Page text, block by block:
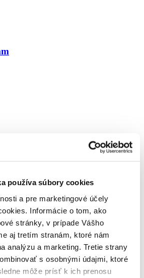
používa súbory cookies
a pre marketingové účely
Informácie o tom, ako
stránky, v prípade Vášho
aj tretím stranám, ktoré nám
analýzu a marketing. Tretie strany
s osobnými údajmi, ktoré
môže prísť k ich prenosu
€